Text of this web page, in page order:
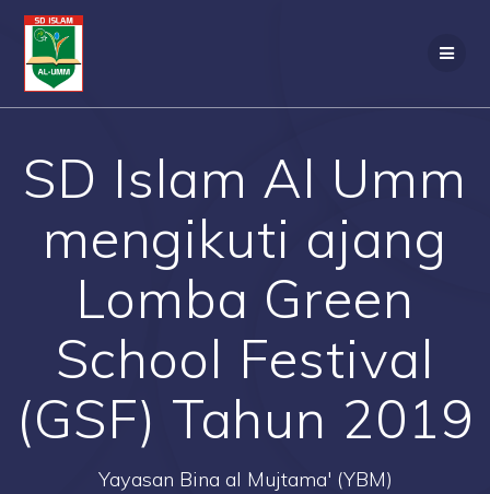
SD Islam Al Umm
mengikuti ajang
Lomba Green
School Festival
(GSF) Tahun 2019
Yayasan Bina al Mujtama' (YBM)